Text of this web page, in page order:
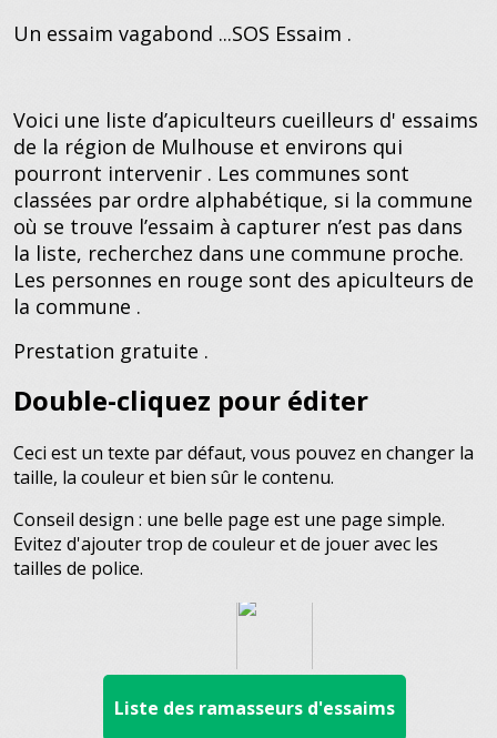
Un essaim vagabond ...SOS Essaim .
Voici une liste d’apiculteurs cueilleurs d' essaims
de la région de Mulhouse et environs qui
pourront intervenir . Les communes sont
classées par ordre alphabétique, si la commune
où se trouve l’essaim à capturer n’est pas dans
la liste, recherchez dans une commune proche.
Les personnes en rouge sont des apiculteurs de
la commune .
Prestation gratuite .
Double-cliquez pour éditer
Ceci est un texte par défaut, vous pouvez en changer la
taille, la couleur et bien sûr le contenu.
Conseil design : une belle page est une page simple.
Evitez d'ajouter trop de couleur et de jouer avec les
tailles de police.
Liste des ramasseurs d'essaims